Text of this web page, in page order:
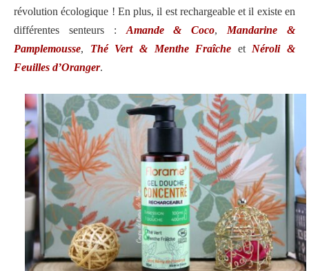
révolution écologique ! En plus, il est rechargeable et il existe en
différentes senteurs : Amande & Coco, Mandarine &
Pamplemousse, Thé Vert & Menthe Fraîche et Néroli &
Feuilles d’Oranger.